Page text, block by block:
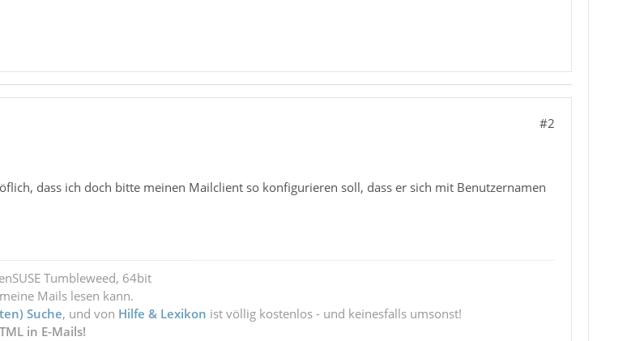
#2
dass ich doch bitte meinen Mailclient so konfigurieren soll, dass er sich mit Benutzernamen
Tumbleweed, 64bit
Mails lesen kann.
Suche, und von Hilfe & Lexikon ist völlig kostenlos - und keinesfalls umsonst!
in E-Mails!